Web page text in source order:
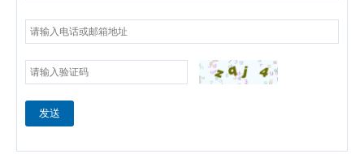
发送